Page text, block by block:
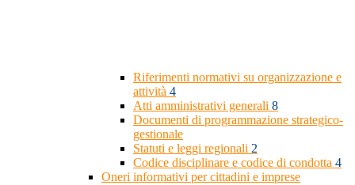
Riferimenti normativi su organizzazione e
attività 4
Atti amministrativi generali 8
Documenti di programmazione strategico-
gestionale
Statuti e leggi regionali 2
Codice disciplinare e codice di condotta 4
Oneri informativi per cittadini e imprese